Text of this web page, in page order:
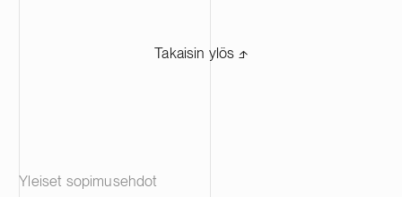
Takaisin ylös ⬏
Yleiset sopimusehdot